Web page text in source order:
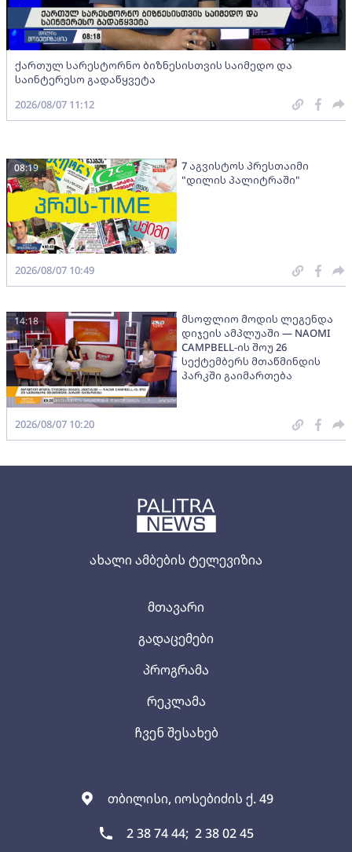
ახალი ამბების ტელევიზია
თბილისი, იოსებიძის ქ. 49
2 38 74 44; 2 38 02 45
მთავარი
გადაცემები
პროგრამა
რეკლამა
ჩვენ შესახებ
ქართულ სარესტორნო ბიზნესისთვის საიმედო და
საინტერესო გადაწყვეტა
2026/08/07 11:12
7 აგვისტოს პრესთაიმი
"დილის პალიტრაში"
08:19
2026/08/07 10:49
მსოფლიო მოდის ლეგენდა
დიჯეის ამპლუაში — NAOMI
CAMPBELL-ის შოუ 26
სექტემბერს მთაწმინდის
პარკში გაიმართება
14:18
2026/08/07 10:20